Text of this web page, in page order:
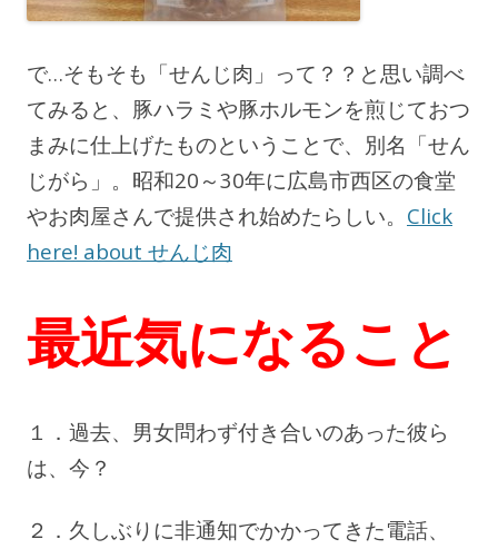
で…そもそも「せんじ肉」って？？と思い調べ
てみると、豚ハラミや豚ホルモンを煎じておつ
まみに仕上げたものということで、別名「せん
じがら」。昭和20～30年に広島市西区の食堂
やお肉屋さんで提供され始めたらしい。 Click
here! about せんじ肉
最近気になること
１．過去、男女問わず付き合いのあった彼ら
は、今？
２．久しぶりに非通知でかかってきた電話、